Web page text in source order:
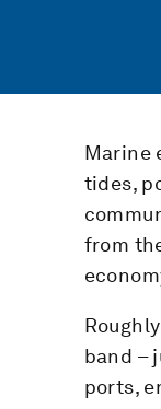
Marine
tides,
from
band –
ports,